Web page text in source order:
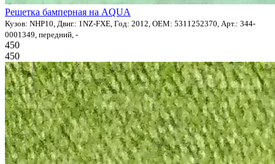
Решетка бамперная на AQUA
Кузов: NHP10, Двиг.: 1NZ-FXE, Год: 2012, OEM: 5311252370, Арт.: 344-
0001349, передний, -
450
450